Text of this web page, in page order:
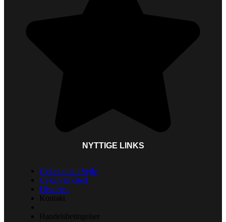
NYTTIGE LINKS
Cykelbutik i Vejle
Cykelværksted
Historien
Kontakt
Handelsbetingelser